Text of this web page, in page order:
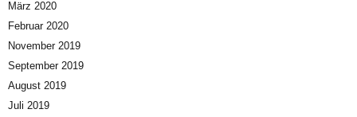
März 2020
Februar 2020
November 2019
September 2019
August 2019
Juli 2019